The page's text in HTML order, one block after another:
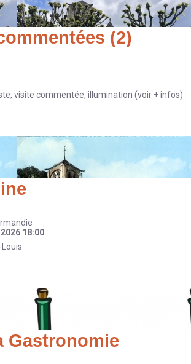
(2)
visite commentée, illumination (voir + infos)
18:00
Gastronomie